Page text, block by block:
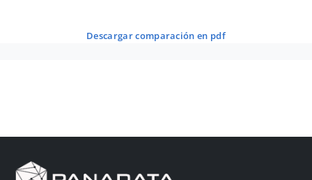
descargar comparación en pdf